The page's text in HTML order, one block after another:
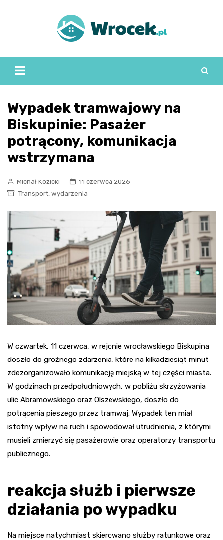
Wypadek tramwajowy na
Biskupinie: Pasażer
potrącony, komunikacja
wstrzymana
Michał Kozicki
11 czerwca 2026
Transport, wydarzenia
W czwartek, 11 czerwca, w rejonie wrocławskiego Biskupina
doszło do groźnego zdarzenia, które na kilkadziesiąt minut
zdezorganizowało komunikację miejską w tej części miasta.
W godzinach przedpołudniowych, w pobliżu skrzyżowania
ulic Abramowskiego oraz Olszewskiego, doszło do
potrącenia pieszego przez tramwaj. Wypadek ten miał
istotny wpływ na ruch i spowodował utrudnienia, z którymi
musieli zmierzyć się pasażerowie oraz operatorzy transportu
publicznego.
reakcja służb i pierwsze
działania po wypadku
Na miejsce natychmiast skierowano służby ratunkowe oraz